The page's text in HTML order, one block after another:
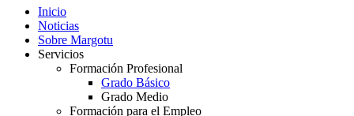
Inicio
Noticias
Sobre Margotu
Servicios
Formación Profesional
Grado Básico
Grado Medio
Formación para el Empleo